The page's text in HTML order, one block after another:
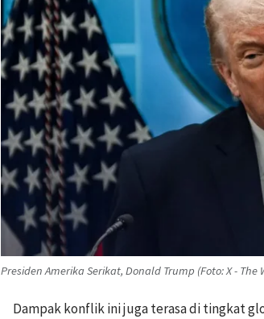
Presiden Amerika Serikat, Donald Trump (Foto: X - The
Dampak konflik ini juga terasa di tingkat